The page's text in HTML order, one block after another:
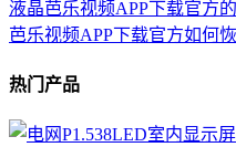
液晶芭乐视频APP下载官方
芭乐视频APP下载官方如何
热门产品